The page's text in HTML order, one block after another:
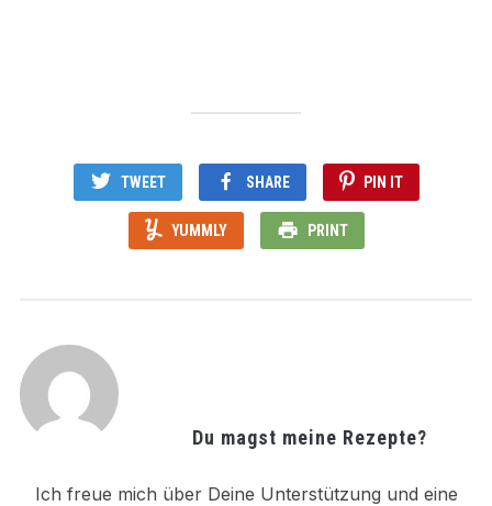
TWEET SHARE PIN IT
YUMMLY PRINT
Du magst meine Rezepte?
Ich freue mich über Deine Unterstützung und eine